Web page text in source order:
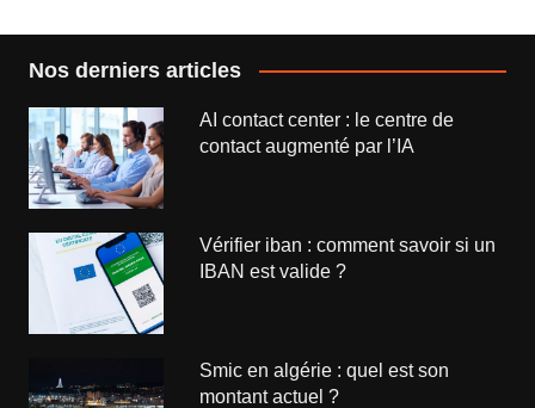
Nos derniers articles
AI contact center : le centre de
contact augmenté par l’IA
Vérifier iban : comment savoir si un
IBAN est valide ?
Smic en algérie : quel est son
montant actuel ?